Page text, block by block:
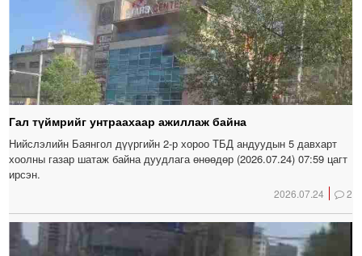
Гал түймрийг унтраахаар ажиллаж байна
Нийслэлийн Баянгол дүүргийн 2-р хороо ТБД андуудын 5 давхарт
хоолны газар шатаж байна дуудлага өнөөдөр (2026.07.24) 07:59 цагт
ирсэн.
2026.07.24 2